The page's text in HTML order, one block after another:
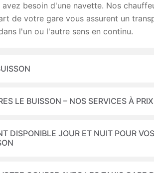
avez besoin d'une navette. Nos
de votre gare vous assurent un
l'un ou l'autre sens en continu.
LE BUISSON – NOS SERVICES À
DISPONIBLE JOUR ET NUIT POUR VOS